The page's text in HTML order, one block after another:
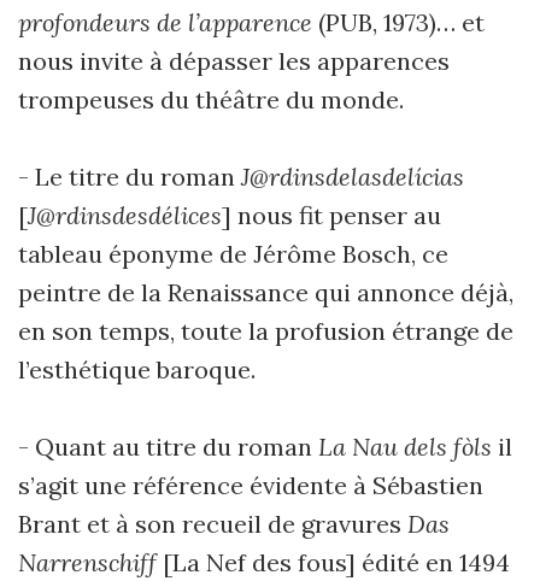
profondeurs de l’apparence (PUB, 1973)… et
nous invite à dépasser les apparences
trompeuses du théâtre du monde.
- Le titre du romanJ@rdinsdelasdelícias
[J@rdinsdesdélices] nous fit penser au
tableau éponyme de Jérôme Bosch, ce
peintre de la Renaissance qui annonce déjà,
en son temps, toute la profusion étrange de
l’esthétique baroque.
- Quant au titre du roman La Nau dels fòls il
s’agit une référence évidente à Sébastien
Brant et à son recueil de gravures Das
Narrenschiff [La Nef des fous] édité en 1494